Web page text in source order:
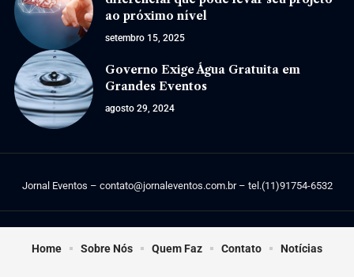
ao próximo nível
setembro 15, 2025
Governo Exige Água Gratuita em
Grandes Eventos
agosto 29, 2024
Jornal Eventos – contato@jornaleventos.com.br– tel.(11)91754-6532
Home Sobre Nós Quem Faz Contato Notícias